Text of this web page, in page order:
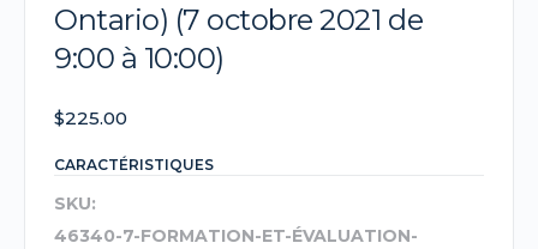
Ontario) (7 octobre 2021 de
9:00 à 10:00)
$225.00
CARACTÉRISTIQUES
SKU:
46340-7-FORMATION-ET-ÉVALUATION-